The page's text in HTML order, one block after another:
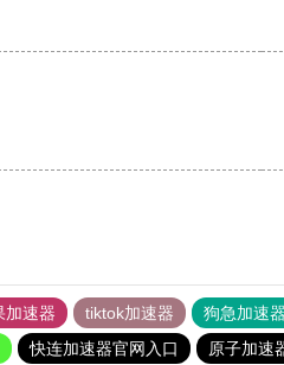
加速器 tiktok加速器 狗急加速
快连加速器官网入口 原子加速